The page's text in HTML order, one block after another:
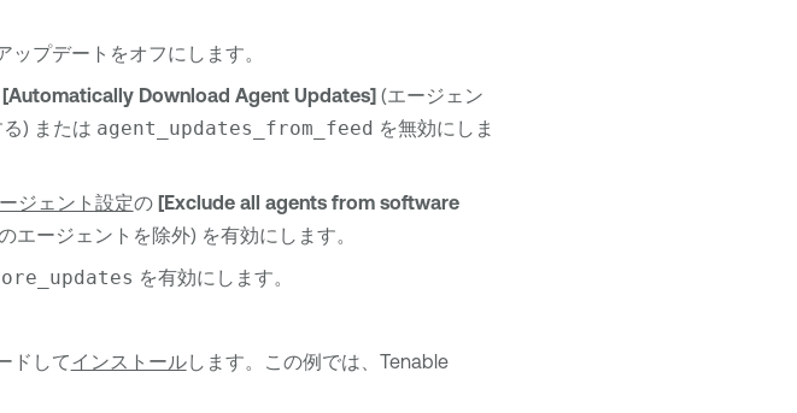
プデートをオフにします。
[Automatically Download Agent Updates](エージェン
) または agent_updates_from_feed を無効にしま
ジェント設定の [Exclude all agents from software
ージェントを除外) を有効にします。
を有効にします。
ドしてインストールします。この例では、 Tenable